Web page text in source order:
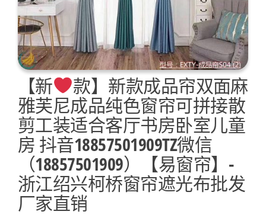
【新
款】新款成品帘双面麻
雅芙尼成品纯色窗帘可拼接散
剪工装适合客厅书房卧室儿童
房 抖音18857501909TZ微信
（18857501909）【易窗帘】-
浙江绍兴柯桥窗帘遮光布批发
厂家直销